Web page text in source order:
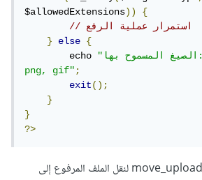
$allowedExtensions))
{
// استمرار عملية الرفع
}
else
{
        echo
"الصيغ المسموح بها: jpg, jpeg,
png, gif";
exit();
}
}
?>
ثم استخدم دالة move_uploaded_file لنقل الملف المرفوع إلى